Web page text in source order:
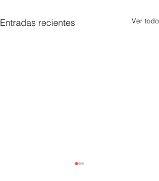
Entradas recientes Ver todo